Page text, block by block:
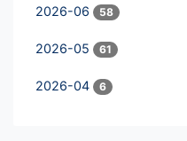
2026-06 58
2026-05 61
2026-04 6